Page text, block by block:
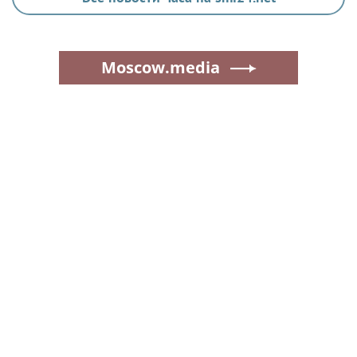
Moscow.media